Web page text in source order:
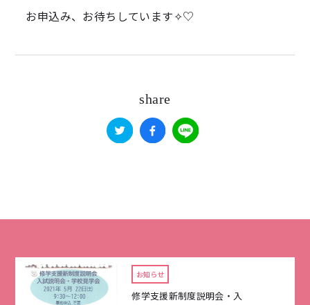
お申込み、お待ちしています✧♡
share
お知らせ
修学支援新制度説明会・入